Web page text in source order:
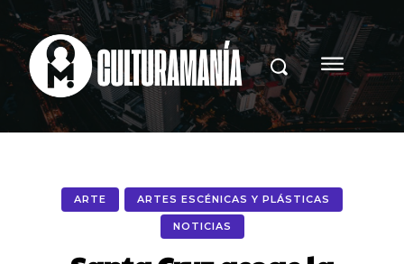
ARTE ARTES ESCÉNICAS Y PLÁSTICAS
NOTICIAS